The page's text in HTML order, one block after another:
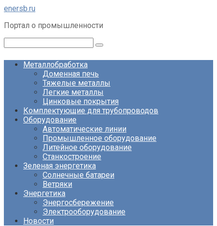
Перейти
контенту
enersb.ru
Портал о промышленности
Металлобработка
Доменная печь
Тяжелые металлы
Легкие металлы
Цинковые покрытия
Комплектующие для трубопроводов
Оборудование
Автоматические линии
Промышленное оборудование
Литейное оборудование
Станкостроение
Зеленая энергетика
Солнечные батареи
Ветряки
Энергетика
Энергосбережение
Электрооборудование
Новости